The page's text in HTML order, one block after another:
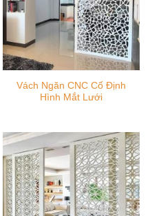
Vách Ngăn CNC Cố Định
Hình Mắt Lưới